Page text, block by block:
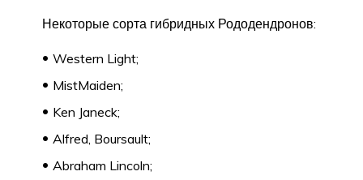
Некоторые сорта гибридных Рододендронов:
Western Light;
MistMaiden;
Ken Janeck;
Alfred, Boursault;
Abraham Lincoln;